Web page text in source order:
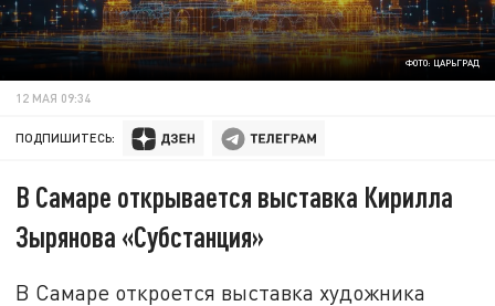
ФОТО: ЦАРЬГРАД
12 МАЯ 09:34
ПОДПИШИТЕСЬ:
В Самаре открывается выставка Кирилла
Зырянова «Субстанция»
В Самаре откроется выставка художника